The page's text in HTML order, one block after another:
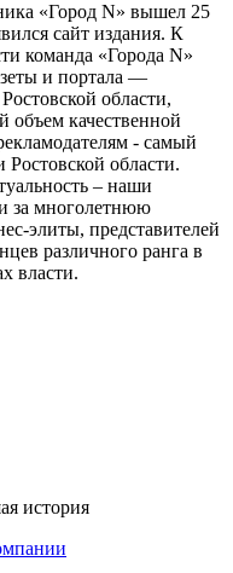
«Город N» вышел 25
сайт издания. К
команда «Города N»
и портала —
области,
объем качественной
- самый
области.
– наши
за многолетнюю
элиты, представителей
различного ранга в
власти.
история